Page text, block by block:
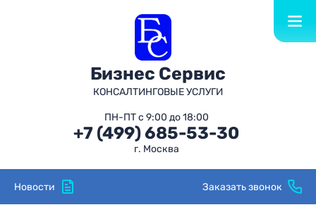
Бизнес Cервис
КОНСАЛТИНГОВЫЕ УСЛУГИ
ПН-ПТ с 9:00 до 18:00
+7 (499) 685-53-30
г. Москва
Новости Заказать звонок